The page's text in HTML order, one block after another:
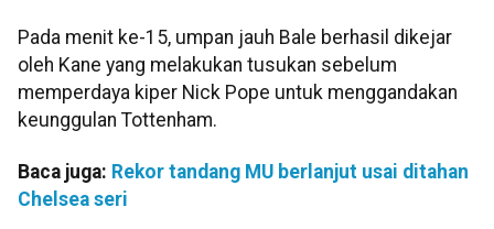
Pada menit ke-15, umpan jauh Bale berhasil dikejar
oleh Kane yang melakukan tusukan sebelum
memperdaya kiper Nick Pope untuk menggandakan
keunggulan Tottenham.
Baca juga: Rekor tandang MU berlanjut usai ditahan
Chelsea seri